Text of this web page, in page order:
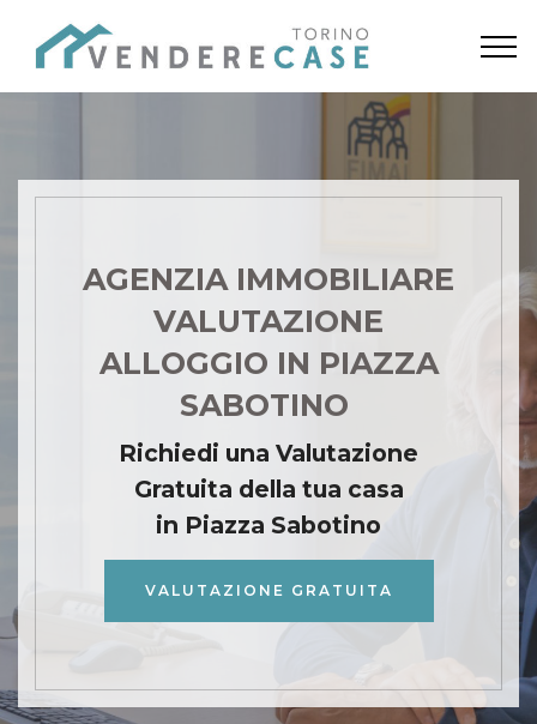
AGENZIA IMMOBILIARE
VALUTAZIONE
ALLOGGIO IN PIAZZA
SABOTINO
Richiedi una Valutazione
Gratuita della tua casa
in Piazza Sabotino
VALUTAZIONE GRATUITA